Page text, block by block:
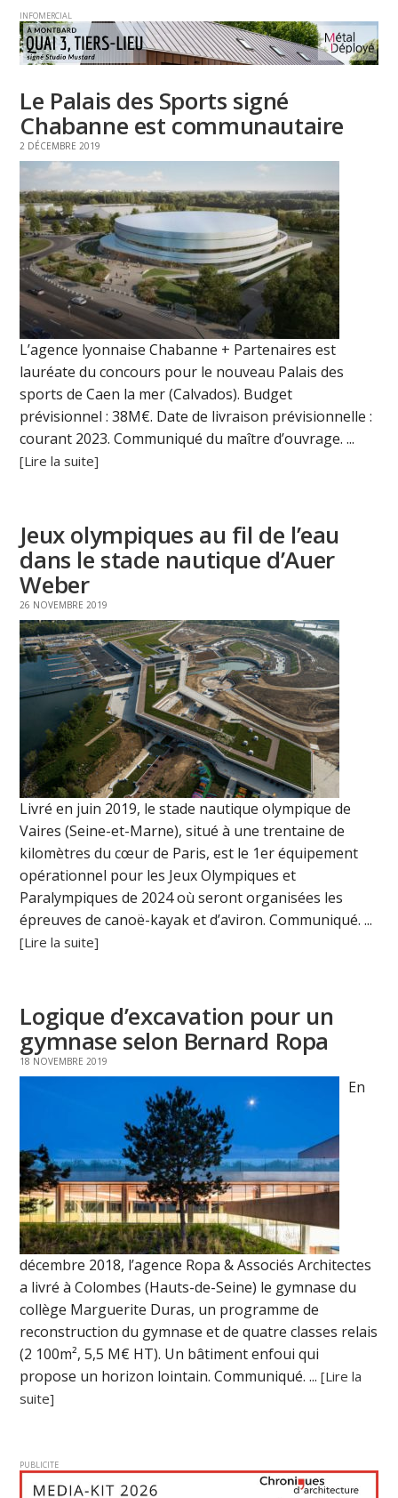
INFOMERCIAL
Le Palais des Sports signé
Chabanne est communautaire
2 DÉCEMBRE 2019
L’agence lyonnaise Chabanne + Partenaires est
lauréate du concours pour le nouveau Palais des
sports de Caen la mer (Calvados). Budget
prévisionnel : 38M€. Date de livraison prévisionnelle :
courant 2023. Communiqué du maître d’ouvrage. ...
[Lire la suite]
Jeux olympiques au fil de l’eau
dans le stade nautique d’Auer
Weber
26 NOVEMBRE 2019
Livré en juin 2019, le stade nautique olympique de
Vaires (Seine-et-Marne), situé à une trentaine de
kilomètres du cœur de Paris, est le 1er équipement
opérationnel pour les Jeux Olympiques et
Paralympiques de 2024 où seront organisées les
épreuves de canoë-kayak et d’aviron. Communiqué. ...
[Lire la suite]
Logique d’excavation pour un
gymnase selon Bernard Ropa
18 NOVEMBRE 2019
En
décembre 2018, l’agence Ropa & Associés Architectes
a livré à Colombes (Hauts-de-Seine) le gymnase du
collège Marguerite Duras, un programme de
reconstruction du gymnase et de quatre classes relais
(2 100m², 5,5 M€ HT). Un bâtiment enfoui qui
propose un horizon lointain. Communiqué. ...[Lire la
suite]
PUBLICITE